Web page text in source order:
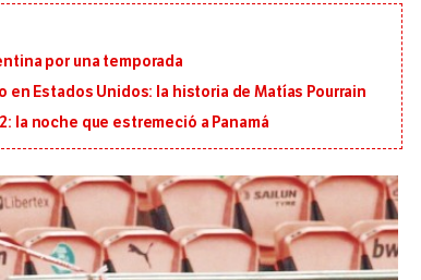
por una temporada
en Estados Unidos: la historia de Matías Pourrain
la noche que estremeció a Panamá